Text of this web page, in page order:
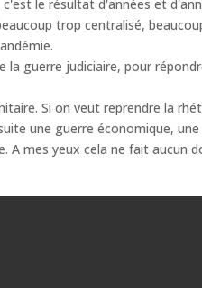
le résultat d'années et
trop centralisé,
la guerre judiciaire, pour
Si on veut reprendre la
une guerre économique,
A mes yeux cela ne fait aucun